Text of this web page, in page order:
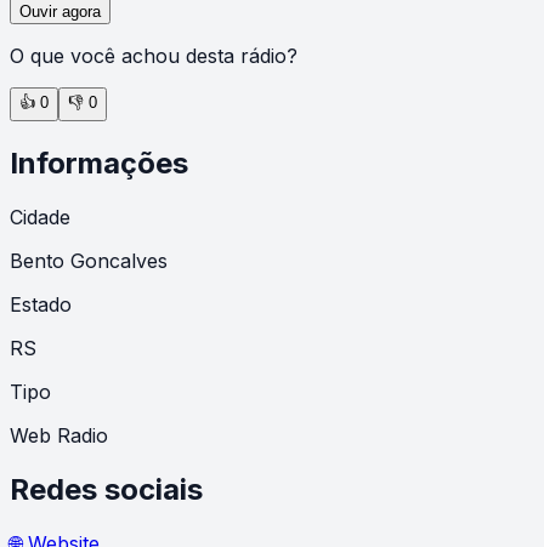
Ouvir agora
O que você achou desta rádio?
👍 0 👎 0
Informações
Cidade
Bento Goncalves
Estado
RS
Tipo
Web Radio
Redes sociais